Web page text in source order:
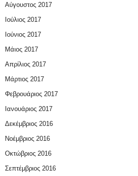
Αύγουστος 2017
Ιούλιος 2017
Ιούνιος 2017
Μάιος 2017
Απρίλιος 2017
Μάρτιος 2017
Φεβρουάριος 2017
Ιανουάριος 2017
Δεκέμβριος 2016
Νοέμβριος 2016
Οκτώβριος 2016
Σεπτέμβριος 2016